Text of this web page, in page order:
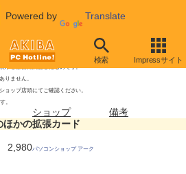
Powered by Translate
検索 Impressサイト
の新製品2009年11月28日号
示を独自に調査したものです。
りません。
ップ店頭にてご確認ください。
。
ショップ
備考
ほかの拡張カード
2,980パソコンショップ アーク